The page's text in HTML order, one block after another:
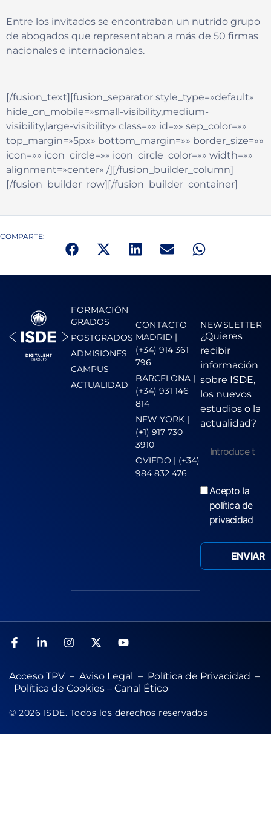
Entre los invitados se encontraban un nutrido grupo
de abogados que representaban a más de 50 firmas
nacionales e internacionales.
[/fusion_text][fusion_separator style_type=»default»
hide_on_mobile=»small-visibility,medium-
visibility,large-visibility» class=»» id=»» sep_color=»»
top_margin=»5px» bottom_margin=»» border_size=»»
icon=»» icon_circle=»» icon_circle_color=»» width=»»
alignment=»center» /][/fusion_builder_column]
[/fusion_builder_row][/fusion_builder_container]
COMPARTE:
FORMACIÓN
GRADOS
POSTGRADOS
ADMISIONES
CAMPUS
ACTUALIDAD
CONTACTO
MADRID |
(+34) 914 361
796
BARCELONA |
(+34) 931 146
814
NEW YORK |
(+1) 917 730
3910
OVIEDO | (+34)
984 832 476
NEWSLETTER
¿Quieres
recibir
información
sobre ISDE,
los nuevos
estudios o la
actualidad?
Acepto la
política de
privacidad
Acceso TPV – Aviso Legal – Política de Privacidad –
Política de Cookies – Canal Ético
© 2026 ISDE. Todos los derechos reservados